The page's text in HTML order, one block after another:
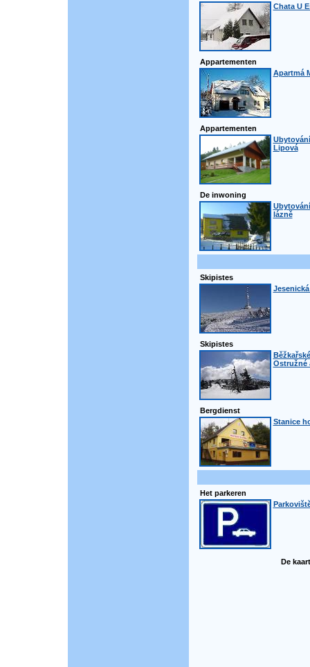
Chata U
Appartementen
Apartmá
Appartementen
Lipová
De inwoning
lázně
Skipistes
Skipistes
Ostružné
Bergdienst
Stanice
Het parkeren
De